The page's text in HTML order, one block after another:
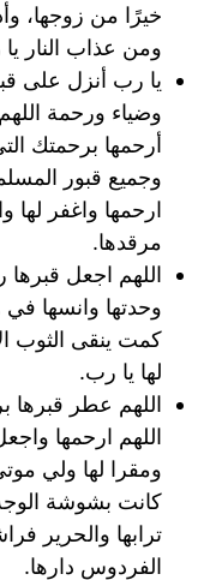
خيرًا من زوجها،
ومن عذاب النار
يا رب أنزل على
وضياء ورحمة
أرحمها برحمتك
وجميع قبور
ارحمها واغفر لها
مرقدها.
اللهم اجعل
وحدتها وانسها في
كمت ينقى الثوب
لها يا رب.
اللهم عطر قبرها
اللهم ارحمها
ومقرا لها ولي
كانت بشوشة
ترابها والحرير
الفردوس دارها.